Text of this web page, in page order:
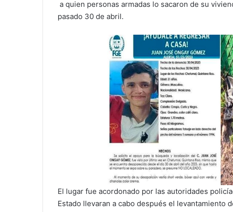
a quien personas armadas lo sacaron de su
pasado 30 de abril.
El lugar fue acordonado por las autoridades
Estado llevaran a cabo después el levantamiento